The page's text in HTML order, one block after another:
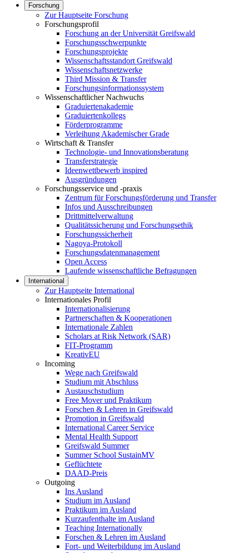
Forschung
Zur Hauptseite Forschung
Forschungsprofil
Forschung an der Universität Greifswald
Forschungsschwerpunkte
Forschungsprojekte
Wissenschaftsstandort Greifswald
Wissenschaftsnetzwerke
Third Mission & Transfer
Forschungsinformationssystem
Wissenschaftlicher Nachwuchs
Graduiertenakademie
Graduiertenkollegs
Förderprogramme
Verleihung Akademischer Grade
Wirtschaft & Transfer
Technologie- und Innovationsberatung
Transferstrategie
Ideenwettbewerb inspired
Ausgründungen
Forschungsservice und -praxis
Zentrum für Forschungsförderung und Transfer
Infos und Ausschreibungen
Drittmittelverwaltung
Qualitätssicherung und Forschungsethik
Forschungssicherheit
Nagoya-Protokoll
Forschungsdatenmanagement
Open Access
Laufende wissenschaftliche Befragungen
International
Zur Hauptseite International
Internationales Profil
Internationalisierung
Partnerschaften & Kooperationen
Internationale Zahlen
Scholars at Risk Network (SAR)
FIT-Programm
KreativEU
Incoming
Wege nach Greifswald
Studium mit Abschluss
Austauschstudium
Free Mover und Praktikum
Forschen & Lehren in Greifswald
Promotion in Greifswald
International Career Service
Mental Health Support
Greifswald Summer
Summer School SustainMV
Geflüchtete
DAAD-Preis
Outgoing
Ins Ausland
Studium im Ausland
Praktikum im Ausland
Kurzaufenthalte im Ausland
Teaching Internationally
Forschen & Lehren im Ausland
Fort- und Weiterbildung im Ausland